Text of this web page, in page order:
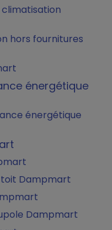
hors fournitures
énergétique
énergétique
Dampmart
Dampmart